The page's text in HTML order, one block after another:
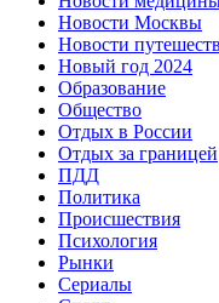
Новости Москвы
Новости
Новый год 2024
Образование
Общество
Отдых в России
Отдых за границей
ПДД
Политика
Происшествия
Психология
Рынки
Сериалы